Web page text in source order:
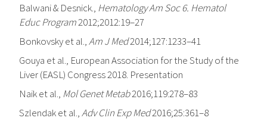
Balwani & Desnick., Hematology Am Soc 6. Hematol
Educ Program2012;2012:19–27
Bonkovsky et al.,Am J Med2014;127:1233–41
Gouya et al., European Association for the Study of the
Liver (EASL) Congress 2018. Presentation
Naik et al., Mol Genet Metab2016;119:278–83
Szlendak et al.,Adv Clin Exp Med2016;25:361–8